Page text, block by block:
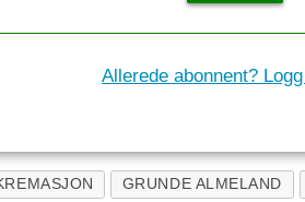
Allerede abonnent?
GRUNDE ALMELAND